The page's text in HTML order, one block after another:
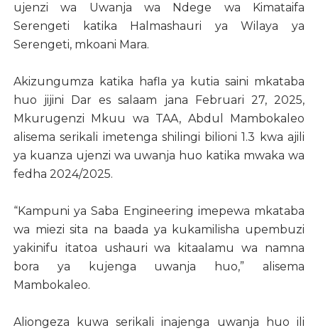
ujenzi wa Uwanja wa Ndege wa Kimataifa
Serengeti katika Halmashauri ya Wilaya ya
Serengeti, mkoani Mara.
Akizungumza katika hafla ya kutia saini mkataba
huo jijini Dar es salaam jana Februari 27, 2025,
Mkurugenzi Mkuu wa TAA, Abdul Mambokaleo
alisema serikali imetenga shilingi bilioni 1.3 kwa ajili
ya kuanza ujenzi wa uwanja huo katika mwaka wa
fedha 2024/2025.
“Kampuni ya Saba Engineering imepewa mkataba
wa miezi sita na baada ya kukamilisha upembuzi
yakinifu itatoa ushauri wa kitaalamu wa namna
bora ya kujenga uwanja huo,” alisema
Mambokaleo.
Aliongeza kuwa serikali inajenga uwanja huo ili